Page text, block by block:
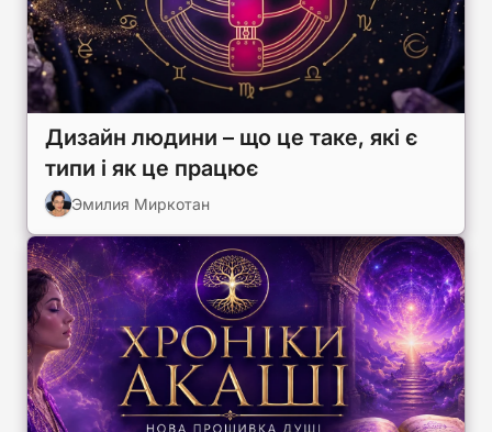
Дизайн людини – що це таке, які є
типи і як це працює
Эмилия Миркотан